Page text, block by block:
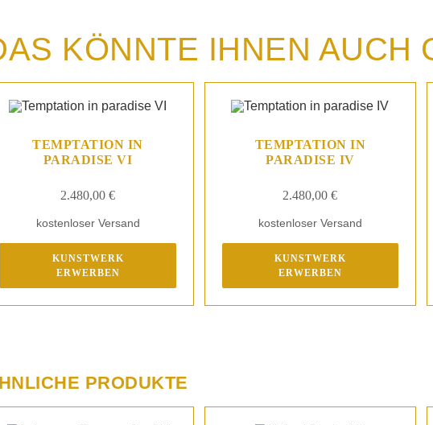
KÖNNTE IHNEN AUCH
TEMPTATION IN
PARADISE VI
2.480,00€
kostenloser Versand
KUNSTWERK
ERWERBEN
TEMPTATION IN
PARADISE IV
2.480,00€
kostenloser Versand
KUNSTWERK
ERWERBEN
PRODUKTE